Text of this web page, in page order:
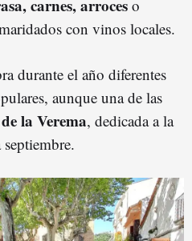
carnes, arroces o
con vinos locales.
durante el año diferentes
aunque una de las
la Verema, dedicada a la